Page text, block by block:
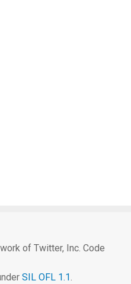
of Twitter, Inc. Code
SIL OFL 1.1.